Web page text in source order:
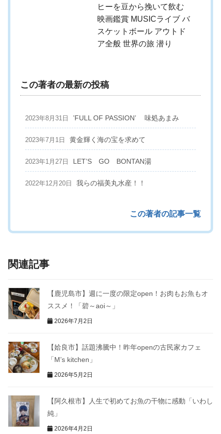
ヒーを豆から挽いて飲む
映画鑑賞 MUSICライブ バ
スケットボール アウトド
ア全般 世界の旅 潜り
この著者の最新の投稿
2023年8月31日 ’FULL OF PASSION’ 味処あまみ
2023年7月1日 黄金輝く海の宝を求めて
2023年1月27日 LET’S GO BONTAN湯
2022年12月20日 我らの福美丸水産！！
この著者の記事一覧
関連記事
【鹿児島市】週に一度の限定open！お肉もお魚もオ
ススメ！「碧～aoi～」
2026年7月2日
【姶良市】話題沸騰中！昨年openの古民家カフェ
「М’s kitchen」
2026年5月2日
【阿久根市】人生で初めてお魚の干物に感動「いわし
純」
2026年4月2日